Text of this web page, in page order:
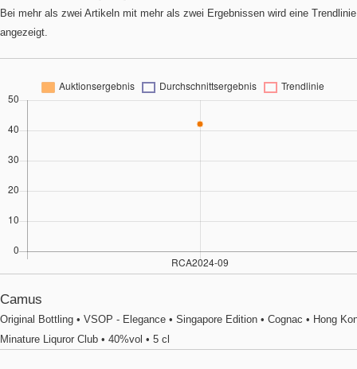
Bei mehr als zwei Artikeln mit mehr als zwei Ergebnissen wird eine Trendlinie
angezeigt.
Camus
Original Bottling • VSOP - Elegance • Singapore Edition • Cognac • Hong
Minature Liquror Club • 40%vol • 5 cl